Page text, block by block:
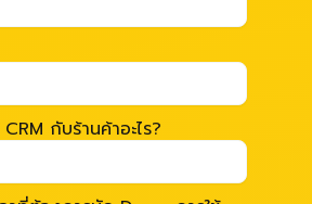
กับร้านค้าอะไร?